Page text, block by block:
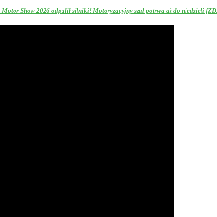
Motor Show 2026 odpalił silniki! Motoryzacyjny szał potrwa aż do niedzieli